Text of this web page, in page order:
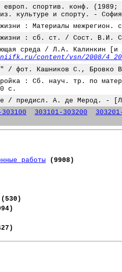
европ. спортив. конф. (1989;
культуре и спорту. -
жизни : Материалы
жизни : сб. ст. / Сост. В.И.
среда / Л.А.
content/vsn/2008/
/ фот. Кашников С.,
: Сб. науч. тр. по
с.
/ предисл. А. де Мерод. -
303101-303200
работы
(9908)
(530)